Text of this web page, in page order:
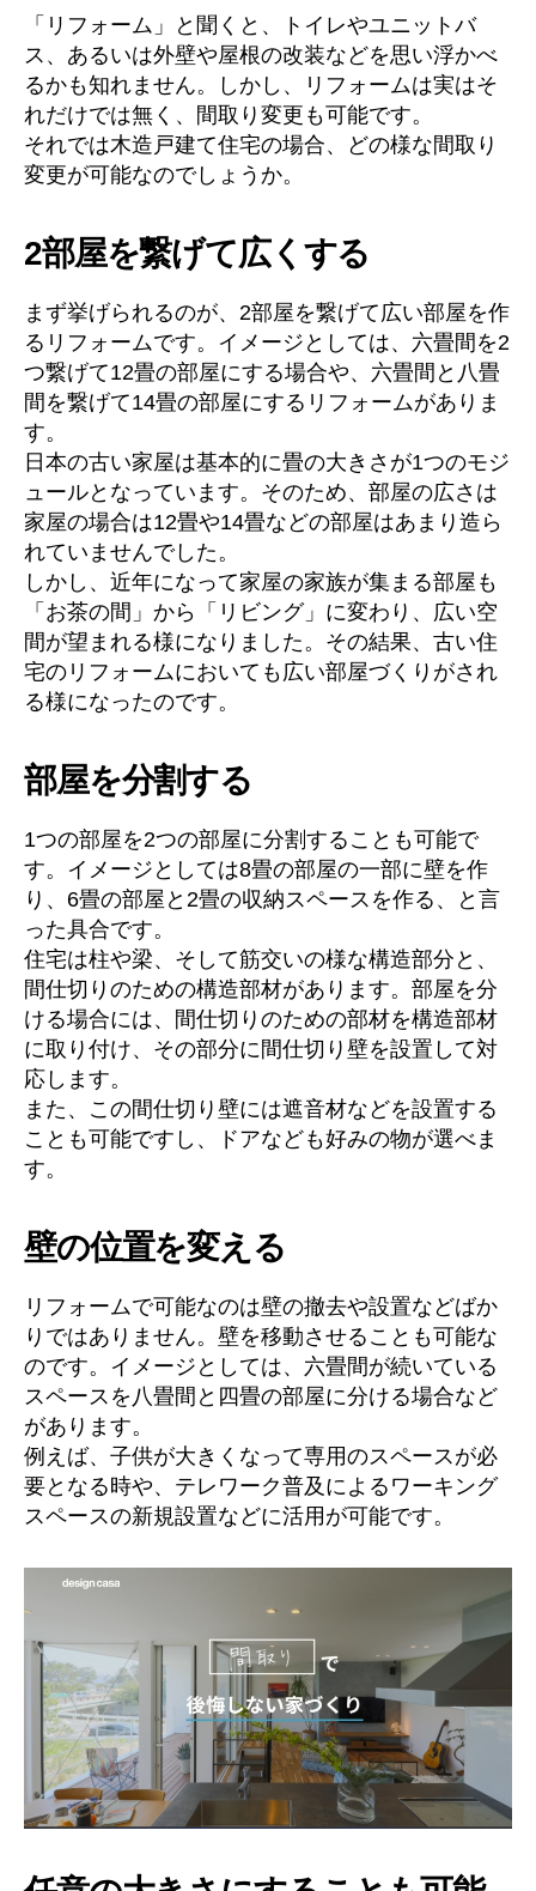
「リフォーム」と聞くと、トイレやユニットバ
ス、あるいは外壁や屋根の改装などを思い浮かべ
るかも知れません。しかし、リフォームは実はそ
れだけでは無く、間取り変更も可能です。
それでは木造戸建て住宅の場合、どの様な間取り
変更が可能なのでしょうか。
2部屋を繋げて広くする
まず挙げられるのが、2部屋を繋げて広い部屋を作
るリフォームです。イメージとしては、六畳間を2
つ繋げて12畳の部屋にする場合や、六畳間と八畳
間を繋げて14畳の部屋にするリフォームがありま
す。
日本の古い家屋は基本的に畳の大きさが1つのモジ
ュールとなっています。そのため、部屋の広さは
家屋の場合は12畳や14畳などの部屋はあまり造ら
れていませんでした。
しかし、近年になって家屋の家族が集まる部屋も
「お茶の間」から「リビング」に変わり、広い空
間が望まれる様になりました。その結果、古い住
宅のリフォームにおいても広い部屋づくりがされ
る様になったのです。
部屋を分割する
1つの部屋を2つの部屋に分割することも可能で
す。イメージとしては8畳の部屋の一部に壁を作
り、6畳の部屋と2畳の収納スペースを作る、と言
った具合です。
住宅は柱や梁、そして筋交いの様な構造部分と、
間仕切りのための構造部材があります。部屋を分
ける場合には、間仕切りのための部材を構造部材
に取り付け、その部分に間仕切り壁を設置して対
応します。
また、この間仕切り壁には遮音材などを設置する
ことも可能ですし、ドアなども好みの物が選べま
す。
壁の位置を変える
リフォームで可能なのは壁の撤去や設置などばか
りではありません。壁を移動させることも可能な
のです。イメージとしては、六畳間が続いている
スペースを八畳間と四畳の部屋に分ける場合など
があります。
例えば、子供が大きくなって専用のスペースが必
要となる時や、テレワーク普及によるワーキング
スペースの新規設置などに活用が可能です。